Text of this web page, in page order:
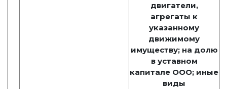
двигатели,
агрегаты к
указанному
движимому
имуществу; на долю
в уставном
капитале ООО; иные
виды